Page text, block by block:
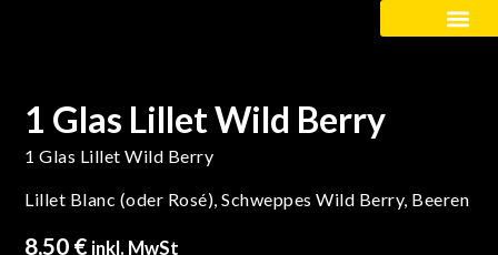
1 Glas Lillet Wild Berry
1 Glas Lillet Wild Berry
Lillet Blanc (oder Rosé) , Schweppes Wild Berry, Beeren
8,50 € inkl. MwSt